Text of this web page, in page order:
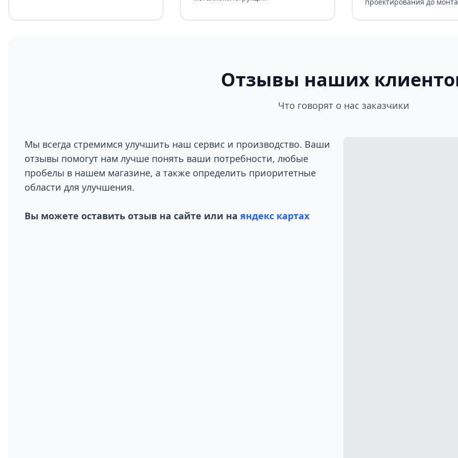
Отзывы наших
Что говорят о нас заказчики
Мы всегда стремимся улучшить наш сервис и производство. Ваши
отзывы помогут нам лучше понять ваши потребности, любые
пробелы в нашем магазине, а также определить приоритетные
области для улучшения.
Вы можете оставить отзыв на сайте или на яндекс картах